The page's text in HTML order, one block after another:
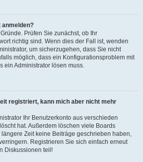
anmelden?
Prüfen Sie zunächst, ob Ihr
richtig sind. Wenn dies der Fall ist, wenden
um sicherzugehen, dass Sie nicht
möglich, dass ein Konfigurationsproblem mit
ein Administrator lösen muss.
registriert, kann mich aber nicht mehr
Ihr Benutzerkonto aus verschieden
hat. Außerdem löschen viele Boards
Zeit keine Beiträge geschrieben haben,
Registrieren Sie sich einfach erneut
Diskussionen teil!